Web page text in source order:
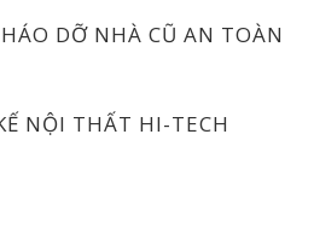
DỠ NHÀ CŨ AN TOÀN
NỘI THẤT HI-TECH